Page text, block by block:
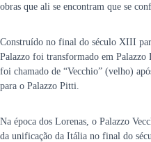
obras que ali se encontram que se
Construído no final do século XIII
Palazzo foi transformado em Palazzo
foi chamado de “Vecchio” (velho)
para o Palazzo Pitti.
Na época dos Lorenas, o Palazzo
da unificação da Itália no final do